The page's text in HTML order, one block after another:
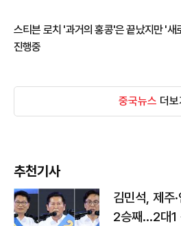
스티븐 로치 '과거의 홍콩'은 끝났지만 '새
진행중
중국뉴스 더보
추천기사
김민석, 제주
2승째…2대1